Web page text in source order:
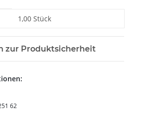
1,00 Stück
zur Produktsicherheit
62